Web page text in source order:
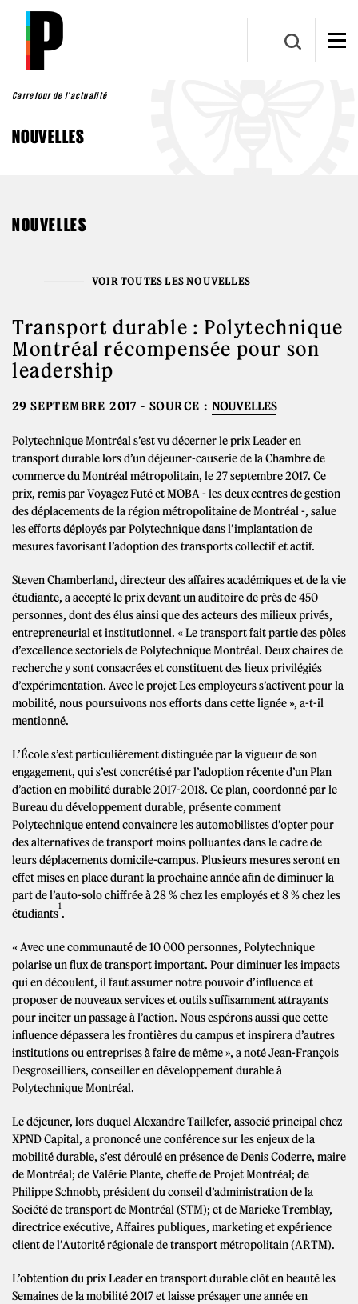
Aller au contenu principal
Carrefour de l'actualité
NOUVELLES
NOUVELLES
Transport durable : Polytechnique
Montréal récompensée pour son
leadership
29 SEPTEMBRE 2017 - SOURCE : NOUVELLES
Polytechnique Montréal s’est vu décerner le prix Leader en
transport durable lors d’un déjeuner-causerie de la Chambre de
commerce du Montréal métropolitain, le 27 septembre 2017. Ce
prix, remis par Voyagez Futé et MOBA - les deux centres de gestion
des déplacements de la région métropolitaine de Montréal -, salue
les efforts déployés par Polytechnique dans l’implantation de
mesures favorisant l’adoption des transports collectif et actif.
Steven Chamberland, directeur des affaires académiques et de la vie
étudiante, a accepté le prix devant un auditoire de près de 450
personnes, dont des élus ainsi que des acteurs des milieux privés,
entrepreneurial et institutionnel. « Le transport fait partie des pôles
d’excellence sectoriels de Polytechnique Montréal. Deux chaires de
recherche y sont consacrées et constituent des lieux privilégiés
d’expérimentation. Avec le projet Les employeurs s’activent pour la
mobilité, nous poursuivons nos efforts dans cette lignée », a-t-il
mentionné.
L’École s’est particulièrement distinguée par la vigueur de son
engagement, qui s’est concrétisé par l’adoption récente d’un Plan
d’action en mobilité durable 2017-2018. Ce plan, coordonné par le
Bureau du développement durable, présente comment
Polytechnique entend convaincre les automobilistes d’opter pour
des alternatives de transport moins polluantes dans le cadre de
leurs déplacements domicile-campus. Plusieurs mesures seront en
effet mises en place durant la prochaine année afin de diminuer la
part de l’auto-solo chiffrée à 28 % chez les employés et 8 % chez les
étudiants
1
.
« Avec une communauté de 10 000 personnes, Polytechnique
polarise un flux de transport important. Pour diminuer les impacts
qui en découlent, il faut assumer notre pouvoir d’influence et
proposer de nouveaux services et outils suffisamment attrayants
pour inciter un passage à l’action. Nous espérons aussi que cette
influence dépassera les frontières du campus et inspirera d’autres
institutions ou entreprises à faire de même », a noté Jean-François
Desgroseilliers, conseiller en développement durable à
Polytechnique Montréal.
Le déjeuner, lors duquel Alexandre Taillefer, associé principal chez
XPND Capital, a prononcé une conférence sur les enjeux de la
mobilité durable, s’est déroulé en présence de Denis Coderre, maire
de Montréal; de Valérie Plante, cheffe de Projet Montréal; de
Philippe Schnobb, président du conseil d’administration de la
Société de transport de Montréal (STM); et de Marieke Tremblay,
directrice exécutive, Affaires publiques, marketing et expérience
client de l’Autorité régionale de transport métropolitain (ARTM).
L’obtention du prix Leader en transport durable clôt en beauté les
Semaines de la mobilité 2017 et laisse présager une année en
VOIR TOUTES LES NOUVELLES